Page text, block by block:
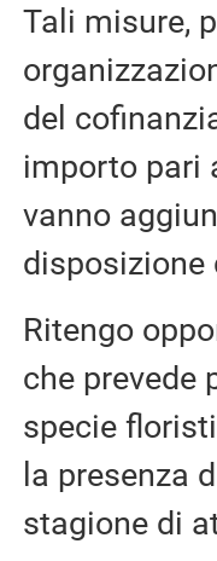
Tali misure,
del
importo pari
vanno
disposizione
Ritengo
che prevede
specie
la presenza
stagione di